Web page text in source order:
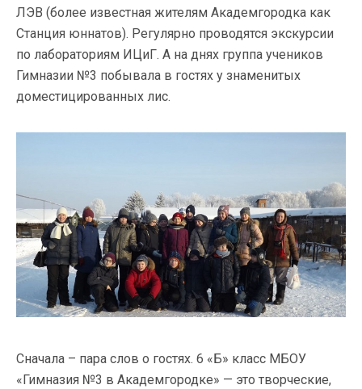
ЛЭВ (более известная жителям Академгородка как
Станция юннатов). Регулярно проводятся экскурсии
по лабораториям ИЦиГ. А на днях группа учеников
Гимназии №3 побывала в гостях у знаменитых
доместицированных лис.
Сначала – пара слов о гостях. 6 «Б» класс МБОУ
«Гимназия №3 в Академгородке» — это творческие,